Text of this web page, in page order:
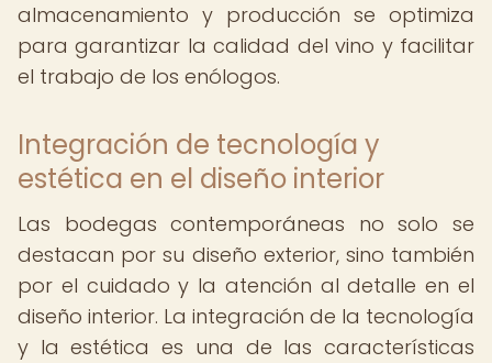
almacenamiento y producción se optimiza
para garantizar la calidad del vino y facilitar
el trabajo de los enólogos.
Integración de tecnología y
estética en el diseño interior
Las bodegas contemporáneas no solo se
destacan por su diseño exterior, sino también
por el cuidado y la atención al detalle en el
diseño interior. La integración de la tecnología
y la estética es una de las características